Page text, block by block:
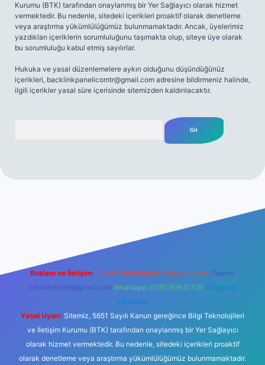
Kurumu (BTK) tarafından onaylanmış bir Yer Sağlayıcı olarak hizmet
vermektedir. Bu nedenle, sitedeki içerikleri proaktif olarak denetleme
veya araştırma yükümlülüğümüz bulunmamaktadır. Ancak, üyelerimiz
yazdıkları içeriklerin sorumluluğunu taşımakta olup, siteye üye olarak
bu sorumluluğu kabul etmiş sayılırlar.
Hukuka ve yasal düzenlemelere aykırı olduğunu düşündüğünüz
içerikleri, backlinkpanelicomtr@gmail.com adresine bildirmeniz halinde,
ilgili içerikler yasal süre içerisinde sitemizden kaldırılacaktır.
Reklam ve İletişim: E-mail: backlinkpaneli@gmail.com Teams:
forumhizmeti@gmail.com Whatsapp: 0262 606 0 726 Telegram:
@karabul
Yasal Uyarı: Sitemiz, 5651 Sayılı Kanun gereğince Bilgi Teknolojileri
ve İletişim Kurumu (BTK) tarafından onaylanmış bir Yer Sağlayıcı
olarak hizmet vermektedir. Bu nedenle, sitedeki içerikleri proaktif
olarak denetleme veya araştırma yükümlülüğümüz bulunmamaktadır.